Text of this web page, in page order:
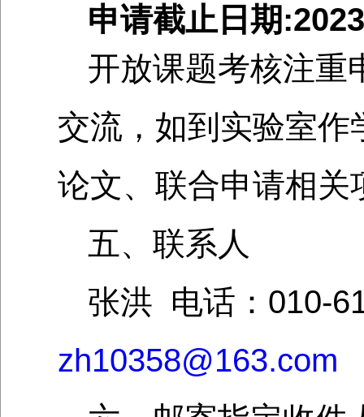
申请截止日期
开放课题考核注重
交流，如到实验室
论文、联合申请相关
五、联系人
张洪 电话：010-
zh10358@163.com